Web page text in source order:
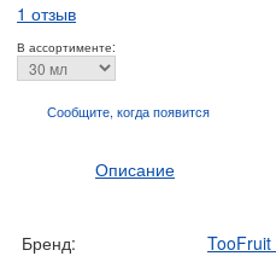
1 отзыв
В ассортименте:
Сообщите, когдапоявится
Описание
Бренд: TooFruit